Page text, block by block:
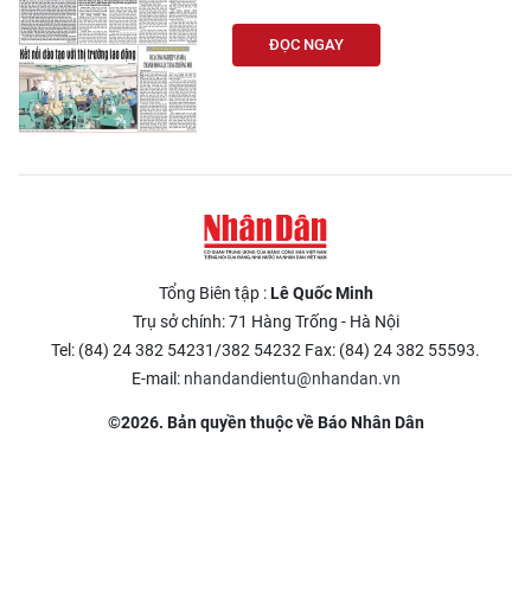
ĐỌC NGAY
Tổng Biên tập :Lê Quốc Minh
Trụ sở chính: 71 Hàng Trống - Hà Nội
Tel: (84) 24 382 54231/382 54232 Fax: (84) 24 382 55593.
E-mail: nhandandientu@nhandan.vn
©2026. Bản quyền thuộc về Báo Nhân Dân